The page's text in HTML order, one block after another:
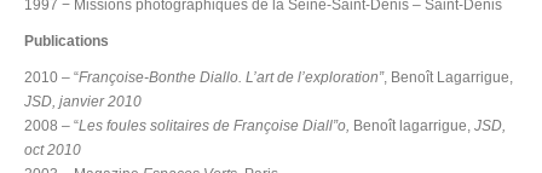
1997 − Missions photographiques de la Seine-Saint-Denis – Saint-Denis
Publications
2010 – “Françoise-Bonthe Diallo. L’art de l’exploration”, Benoît Lagarrigue,
JSD, janvier 2010
2008 – “Les foules solitaires de Françoise Diall”o, Benoît lagarrigue, JSD,
oct 2010